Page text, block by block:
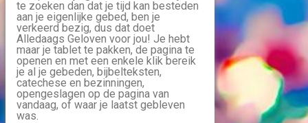
te zoeken dan dat je tijd kan besteden
aan je eigenlijke gebed, ben je
verkeerd bezig, dus dat doet
Alledaags Geloven voor jou! Je hebt
maar je tablet te pakken, de pagina te
openen en met een enkele klik bereik
je al je gebeden, bijbelteksten,
catechese en bezinningen,
opengeslagen op de pagina van
vandaag, of waar je laatst gebleven
was.